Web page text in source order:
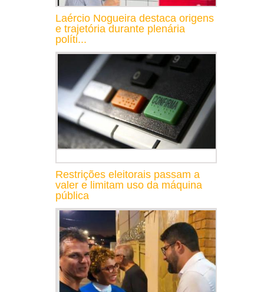
Laércio Nogueira destaca origens
e trajetória durante plenária
políti...
Restrições eleitorais passam a
valer e limitam uso da máquina
pública